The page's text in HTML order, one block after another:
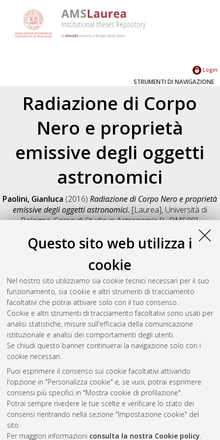
Questo sito web utilizza i
cookie
Nel nostro sito utilizziamo sia cookie tecnici necessari per il suo
funzionamento, sia cookie e altri strumenti di tracciamento
facoltativi che potrai attivare solo con il tuo consenso.
Cookie e altri strumenti di tracciamento facoltativi sono usati per
analisi statistiche, misure sull'efficacia della comunicazione
istituzionale e analisi dei comportamenti degli utenti.
Se chiudi questo banner continuerai la navigazione solo con i
cookie necessari.
Puoi esprimere il consenso sui cookie facoltativi attivando
l'opzione in "Personalizza cookie" e, se vuoi, potrai esprimere
consensi più specifici in "Mostra cookie di profilazione".
Potrai sempre rivedere le tue scelte e verificare lo stato dei
consensi rientrando nella sezione "Impostazione cookie" del
sito.
Per maggiori informazioni consulta la nostra Cookie policy.
Login
STRUMENTI DI NAVIGAZIONE
Radiazione di Corpo
Nero e proprietà
emissive degli oggetti
astronomici
Paolini, Gianluca (2016)Radiazione di Corpo Nero e proprietà
emissive degli oggetti astronomici. [Laurea], Università di
Bologna, Corso di Studio inAstronomia [L-DM509],
Salva citazione
Condividi
Il full-text non è disponibile per scelta dell'autore. (
Abstract
Altri metadati
Gestione del documento:
Atom
Rss 1.0
Rss 2.0
AMS Laurea